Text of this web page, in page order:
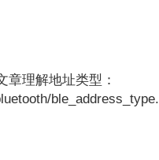
章理解地址类型：